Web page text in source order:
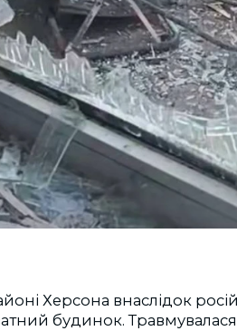
Херсона внаслідок
будинок. Травмувалася